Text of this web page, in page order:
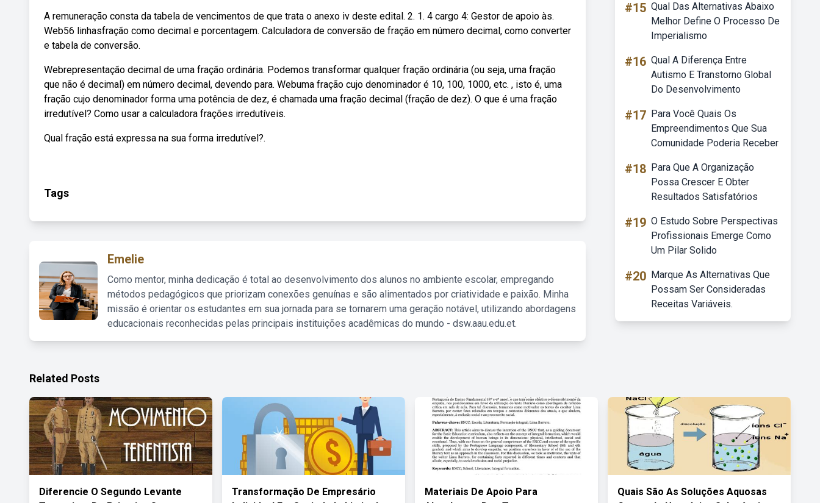
A remuneração consta da tabela de vencimentos de que trata o anexo iv deste edital. 2. 1. 4 cargo 4: Gestor de apoio às.
Web56 linhasfração como decimal e porcentagem. Calculadora de conversão de fração em número decimal, como converter
e tabela de conversão.
Webrepresentação decimal de uma fração ordinária. Podemos transformar qualquer fração ordinária (ou seja, uma fração
que não é decimal) em número decimal, devendo para. Webuma fração cujo denominador é 10, 100, 1000, etc. , isto é, uma
fração cujo denominador forma uma potência de dez, é chamada uma fração decimal (fração de dez). O que é uma fração
irredutível? Como usar a calculadora frações irredutíveis.
Qual fração está expressa na sua forma irredutível?.
Tags
Emelie
Como mentor, minha dedicação é total ao desenvolvimento dos alunos no ambiente escolar, empregando
métodos pedagógicos que priorizam conexões genuínas e são alimentados por criatividade e paixão. Minha
missão é orientar os estudantes em sua jornada para se tornarem uma geração notável, utilizando abordagens
educacionais reconhecidas pelas principais instituições acadêmicas do mundo - dsw.aau.edu.et.
#15 Qual Das Alternativas Abaixo
Melhor Define O Processo De
Imperialismo
#16 Qual A Diferença Entre
Autismo E Transtorno Global
Do Desenvolvimento
#17 Para Você Quais Os
Empreendimentos Que Sua
Comunidade Poderia Receber
#18 Para Que A Organização
Possa Crescer E Obter
Resultados Satisfatórios
#19 O Estudo Sobre Perspectivas
Profissionais Emerge Como
Um Pilar Solido
#20 Marque As Alternativas Que
Possam Ser Consideradas
Receitas Variáveis.
Related Posts
Diferencie O Segundo Levante
Transformação De Empresário
Materiais De Apoio Para
Quais São As Soluções Aquosas